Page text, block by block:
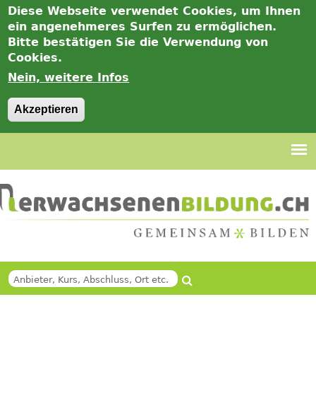
Diese Webseite verwendet Cookies, um Ihnen
ein angenehmeres Surfen zu ermöglichen.
Bitte bestätigen Sie die Verwendung von
Cookies.
Nein, weitere Infos
Akzeptieren
Suche